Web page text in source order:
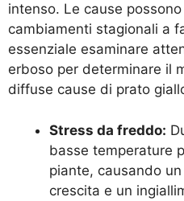
intenso. Le cause
cambiamenti stagionali a
essenziale esaminare
erboso per determinare il
diffuse cause di prato
Stress da freddo:
basse temperature
piante, causando
crescita e un